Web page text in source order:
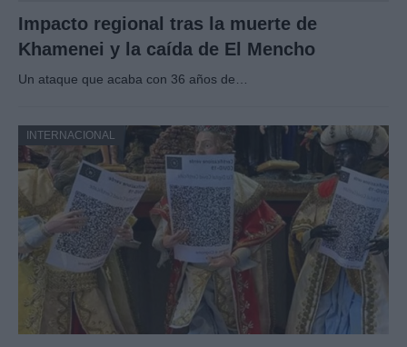
Impacto regional tras la muerte de
Khamenei y la caída de El Mencho
Un ataque que acaba con 36 años de…
INTERNACIONAL